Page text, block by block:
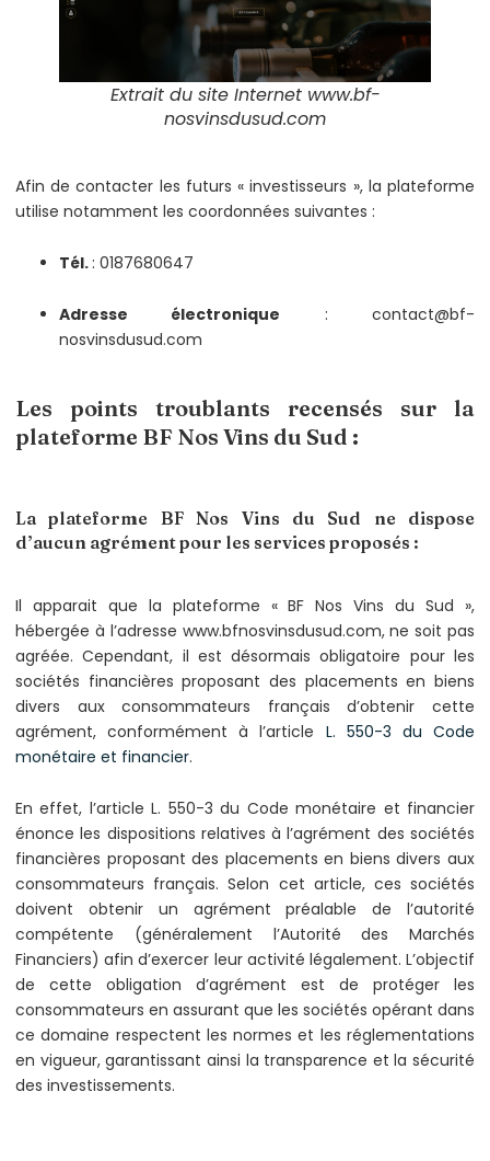
Extrait du site Internet www.bf-
nosvinsdusud.com
Afin de contacter les futurs « investisseurs », la plateforme
utilise notamment les coordonnées suivantes :
Tél. : 0187680647
Adresse électronique : contact@bf-
nosvinsdusud.com
Les points troublants recensés sur la
plateforme BF Nos Vins du Sud :
La plateforme BF Nos Vins du Sud ne dispose
d’aucun agrément pour les services proposés :
Il apparait que la plateforme « BF Nos Vins du Sud »,
hébergée à l’adresse www.bfnosvinsdusud.com, ne soit pas
agréée. Cependant, il est désormais obligatoire pour les
sociétés financières proposant des placements en biens
divers aux consommateurs français d’obtenir cette
agrément, conformément à l’article L. 550-3 du Code
monétaire et financier.
En effet, l’article L. 550-3 du Code monétaire et financier
énonce les dispositions relatives à l’agrément des sociétés
financières proposant des placements en biens divers aux
consommateurs français. Selon cet article, ces sociétés
doivent obtenir un agrément préalable de l’autorité
compétente (généralement l’Autorité des Marchés
Financiers) afin d’exercer leur activité légalement. L’objectif
de cette obligation d’agrément est de protéger les
consommateurs en assurant que les sociétés opérant dans
ce domaine respectent les normes et les réglementations
en vigueur, garantissant ainsi la transparence et la sécurité
des investissements.